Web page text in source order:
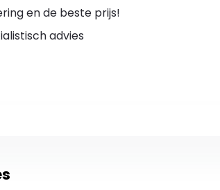
en de beste prijs!
advies